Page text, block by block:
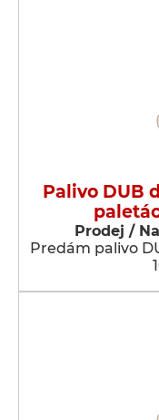
Palivo DUB
Prodej /
Predám palivo